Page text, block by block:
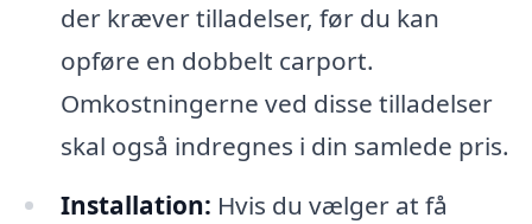
der kræver tilladelser, før du kan
opføre en dobbelt carport.
Omkostningerne ved disse tilladelser
skal også indregnes i din samlede pris.
Installation: Hvis du vælger at få